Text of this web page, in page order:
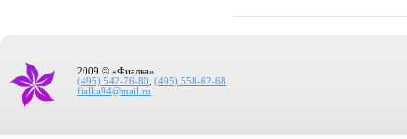
2009 © «Фиалка»
(495) 542-76-80
(495) 558-62-68
fialka94@mail.ru